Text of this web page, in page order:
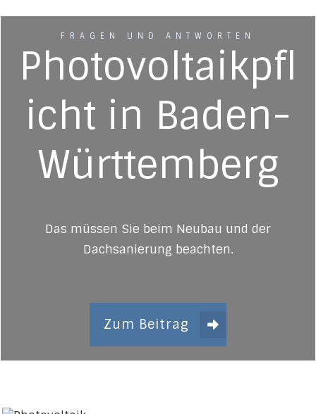
FRAGEN UND ANTWORTEN
Photovoltaikpfl
icht in Baden-
Württemberg
Das müssen Sie beim Neubau und der
Dachsanierung beachten.
Zum Beitrag